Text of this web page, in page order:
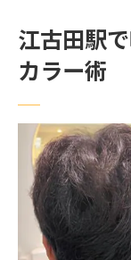
美容室カラ
美容室
カラー
忙しい
ホット
を探す
美容
江古田駅
カラー術